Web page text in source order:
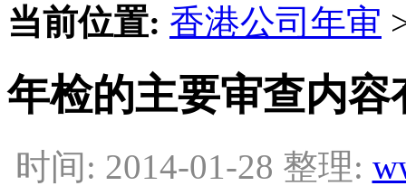
当前位置: 香港公司年审
年检的主要审查内容
时间: 2014-01-28 整理: